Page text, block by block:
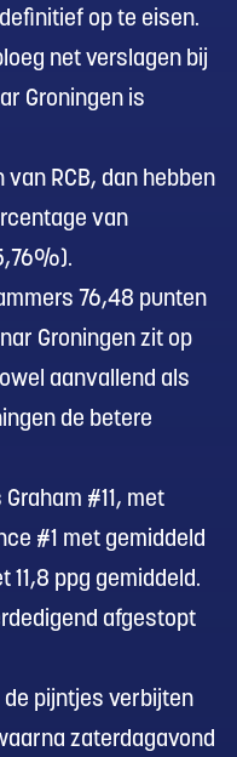
op te eisen.
net verslagen bij
Groningen is
RCB, dan hebben
van
76,48 punten
Groningen zit op
aanvallend als
de betere
#11, met
#1 met gemiddeld
11,8 ppg gemiddeld.
afgestopt
de pijntjes verbijten
zaterdagavond